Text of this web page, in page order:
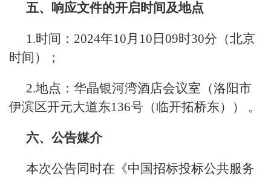
五、响应文件的开启时间及地点
1.时间：2024年10月10日09时30分（北京
时间）；
2.地点：华晶银河湾酒店会议室（洛阳市
伊滨区开元大道东136号（临开拓桥东）） 。
六、 公告媒介
本次公告同时在《中国招标投标公共服务